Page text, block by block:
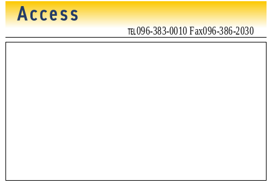
℡096-383-0010 Fax096-386-2030